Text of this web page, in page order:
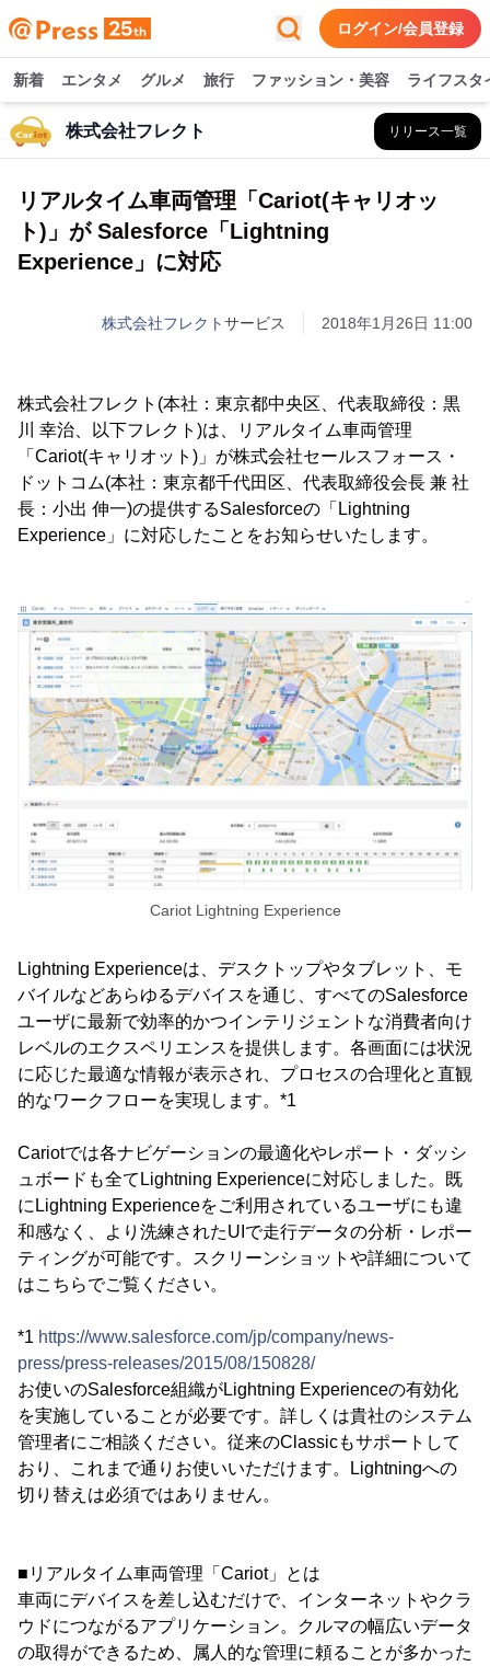
ログイン/会員登録
新着 エンタメ グルメ 旅行 ファッション・美容 ライフスタ
株式会社フレクト リリース一覧
リアルタイム車両管理「Cariot(キャリオッ
ト)」が Salesforce「Lightning
Experience」に対応
株式会社フレクトサービス 2018年1月26日 11:00
株式会社フレクト(本社：東京都中央区、代表取締役：黒
川 幸治、以下フレクト)は、リアルタイム車両管理
「Cariot(キャリオット)」が株式会社セールスフォース・
ドットコム(本社：東京都千代田区、代表取締役会長 兼 社
長：小出 伸一)の提供するSalesforceの「Lightning
Experience」に対応したことをお知らせいたします。
Cariot Lightning Experience
Lightning Experienceは、デスクトップやタブレット、モ
バイルなどあらゆるデバイスを通じ、すべてのSalesforce
ユーザに最新で効率的かつインテリジェントな消費者向け
レベルのエクスペリエンスを提供します。各画面には状況
に応じた最適な情報が表示され、プロセスの合理化と直観
的なワークフローを実現します。*1
Cariotでは各ナビゲーションの最適化やレポート・ダッシ
ュボードも全てLightning Experienceに対応しました。既
にLightning Experienceをご利用されているユーザにも違
和感なく、より洗練されたUIで走行データの分析・レポー
ティングが可能です。スクリーンショットや詳細について
はこちらでご覧ください。
*1 https://www.salesforce.com/jp/company/news-
press/press-releases/2015/08/150828/
お使いのSalesforce組織がLightning Experienceの有効化
を実施していることが必要です。詳しくは貴社のシステム
管理者にご相談ください。従来のClassicもサポートして
おり、これまで通りお使いいただけます。Lightningへの
切り替えは必須ではありません。
■リアルタイム車両管理「Cariot」とは
車両にデバイスを差し込むだけで、インターネットやクラ
ウドにつながるアプリケーション。クルマの幅広いデータ
の取得ができるため、属人的な管理に頼ることが多かった